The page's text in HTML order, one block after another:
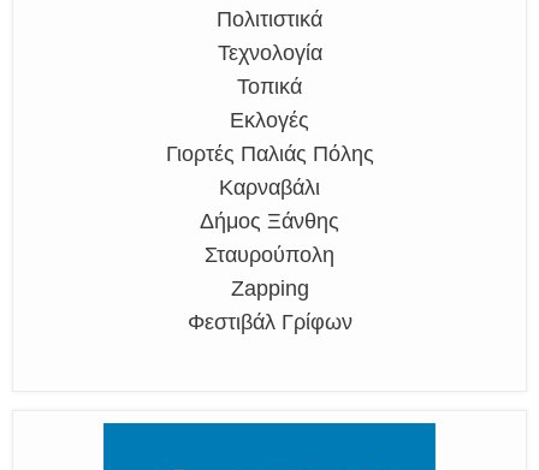
Πολιτιστικά
Τεχνολογία
Τοπικά
Εκλογές
Γιορτές Παλιάς Πόλης
Καρναβάλι
Δήμος Ξάνθης
Σταυρούπολη
Zapping
Φεστιβάλ Γρίφων